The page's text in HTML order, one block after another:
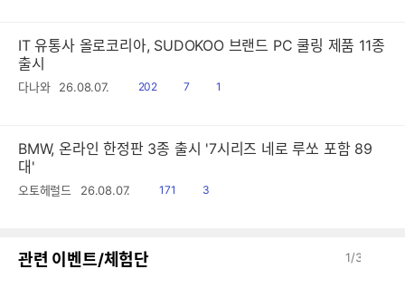
IT 유통사 올로코리아, SUDOKOO 브랜드 PC 쿨링 제품 11종
출시
다나와 26.08.07.
읽
202
공
7
댓1
BMW, 온라인 한정판 3종 출시 '7시리즈 네로 루쏘 포함 89
대'
오토헤럴드 26.08.07.
읽
171
공
3
관련 이벤트/체험단 1/3다